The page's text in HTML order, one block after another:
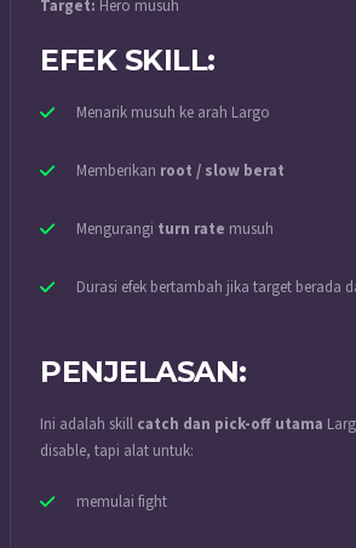
Target: Hero musuh
EFEK SKILL:
Menarik musuh ke arah Largo
Memberikan root / slow berat
Mengurangi turn rate musuh
Durasi efek bertambah jika target berada
PENJELASAN:
Ini adalah skill catch dan pick-off utama
disable, tapi alat untuk:
memulai fight